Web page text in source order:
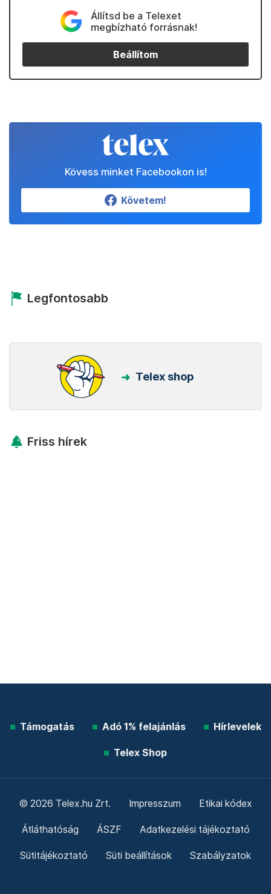
Állítsd be a Telexet
megbízható forrásnak!
Beállítom
Kövess minket Facebookon is!
Követem!
Legfontosabb
Telex shop
Friss hírek
Támogatás Adó 1% felajánlás Hírlevelek
Telex Shop
© 2026 Telex.hu Zrt. Impresszum Etikai kódex
Átláthatóság ÁSZF Adatkezelési tájékoztató
Sütitájékoztató Süti beállítások Szabályzatok